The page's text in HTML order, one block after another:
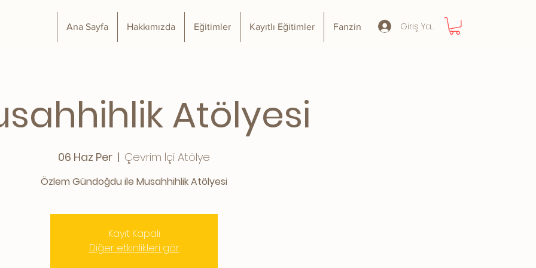
Ana Sayfa Hakkımızda Eğitimler Kayıtlı Eğitimler Fanzin Giriş Yap
Atölyesi
06 Haz Per
  |
Çevrim İçi Atölye
Özlem Gündoğdu ile Musahhihlik Atölyesi
Kayıt Kapalı
Diğer etkinlikleri gör